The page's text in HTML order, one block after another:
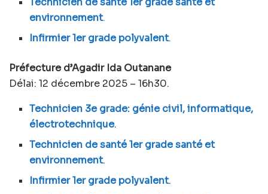
environnement.
Infirmier 1er grade polyvalent.
Préfecture d’Agadir Ida Outanane
Délai: 12 décembre 2025 – 16h30.
Technicien 3e grade: génie civil, informatique,
électrotechnique.
Technicien de santé 1er grade santé et
environnement.
Infirmier 1er grade polyvalent.